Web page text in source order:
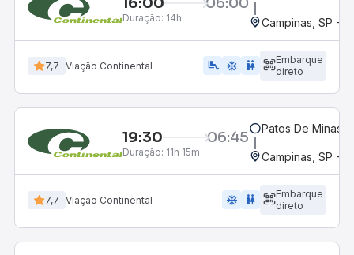
Duração: 14h Campinas, SP -
7,7 Viação Continental airline_seat_legroom_extra ac_unit wc
Embarque
direto
19:30 06:45
Duração: 11h 15m
Patos De Minas,
Campinas, SP -
7,7 Viação Continental ac_unit wc
Embarque
direto